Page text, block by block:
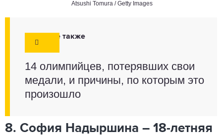
Atsushi Tomura / Getty Images
Смотрите также
14 олимпийцев, потерявших свои
медали, и причины, по которым это
произошло
8. София Надыршина – 18-летняя